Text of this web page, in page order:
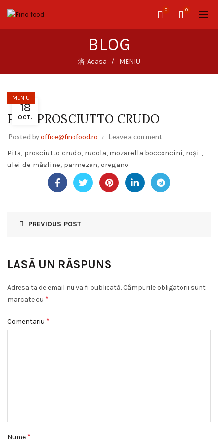
0 0
BLOG
Acasa MENIU
18
OCT.
MENIU
PITA PROSCIUTTO CRUDO
Posted byoffice@finofood.ro Leave a comment
Pita, prosciutto crudo, rucola, mozarella bocconcini, roșii,
ulei de măsline, parmezan, oregano
PREVIOUS POST
LASĂ UN RĂSPUNS
Adresa ta de email nu va fi publicată. Câmpurile obligatorii sunt
marcate cu *
Comentariu *
Nume *